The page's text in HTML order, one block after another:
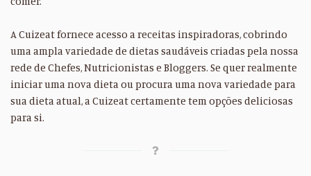
A Cuizeat fornece acesso a receitas inspiradoras, cobrindo
uma ampla variedade de dietas saudáveis criadas pela nossa
rede de Chefes, Nutricionistas e Bloggers. Se quer realmente
iniciar uma nova dieta ou procura uma nova variedade para
sua dieta atual, a Cuizeat certamente tem opções deliciosas
para si.